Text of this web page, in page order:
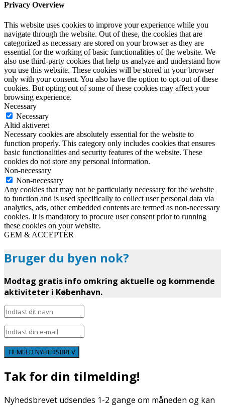
Privacy Overview
This website uses cookies to improve your experience while you
navigate through the website. Out of these, the cookies that are
categorized as necessary are stored on your browser as they are
essential for the working of basic functionalities of the website. We
also use third-party cookies that help us analyze and understand how
you use this website. These cookies will be stored in your browser
only with your consent. You also have the option to opt-out of these
cookies. But opting out of some of these cookies may affect your
browsing experience.
Necessary
Necessary
Altid aktiveret
Necessary cookies are absolutely essential for the website to
function properly. This category only includes cookies that ensures
basic functionalities and security features of the website. These
cookies do not store any personal information.
Non-necessary
Non-necessary
Any cookies that may not be particularly necessary for the website
to function and is used specifically to collect user personal data via
analytics, ads, other embedded contents are termed as non-necessary
cookies. It is mandatory to procure user consent prior to running
these cookies on your website.
GEM & ACCEPTÈR
Bruger du byen nok?
Modtag gratis info omkring aktuelle og kommende
aktiviteter i København.
TILMELD NYHEDSBREV
Tak for din tilmelding!
Nyhedsbrevet udsendes 1-2 gange om måneden og kan